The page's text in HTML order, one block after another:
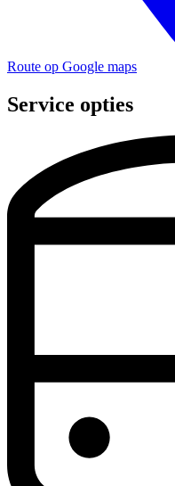
Route op Google maps
Service opties